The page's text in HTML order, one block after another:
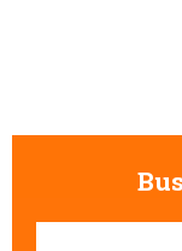
Esto es un campo